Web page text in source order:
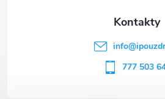
info@
777 503